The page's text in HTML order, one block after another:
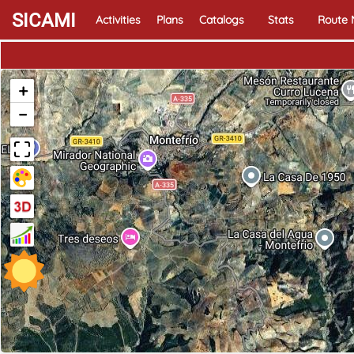
SICAMI Activities Plans Catalogs Stats Route
+
−